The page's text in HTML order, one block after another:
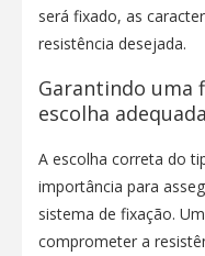
será fixado, as
resistência desejada.
Garantindo uma
escolha
A escolha correta do
importância para
sistema de fixação.
comprometer a